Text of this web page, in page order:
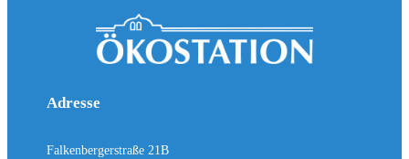
Adresse
Falkenbergerstraße 21B